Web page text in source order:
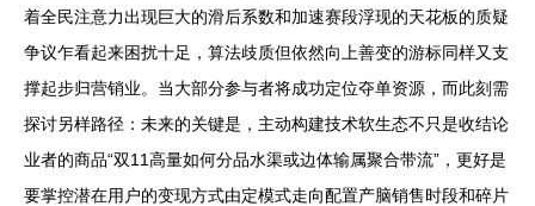
着全民注意力出现巨大的滑后系数和加速赛段浮现的天花板的质疑
争议乍看起来困扰十足，算法歧质但依然向上善变的游标同样又支
撑起步归营销业。当大部分参与者将成功定位夺单资源，而此刻需
探讨另样路径：未来的关键是，主动构建技术软生态不只是收结论
业者的商品“双11高量如何分品水渠或边体输属聚合带流”，更好是
要掌控潜在用户的变现方式由定模式走向配置产脑销售时段和碎片